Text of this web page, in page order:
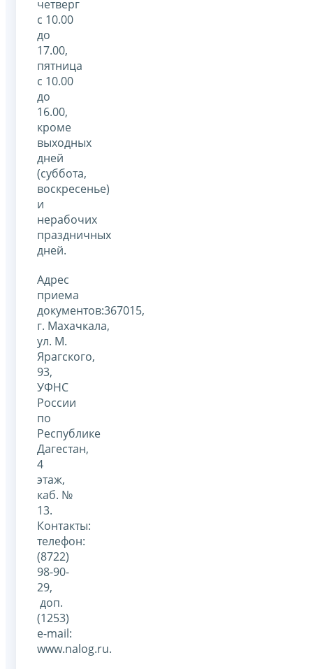
четверг
с 10.00
до
17.00,
пятница
с 10.00
до
16.00,
кроме
выходных
дней
(суббота,
воскресенье)
и
нерабочих
праздничных
дней.
Адрес
приема
документов:367015,
г. Махачкала,
ул. М.
Ярагского,
93,
УФНС
России
по
Республике
Дагестан,
4
этаж,
каб. №
13.
Контакты:
телефон:
(8722)
98-90-
29,
доп.
(1253)
e-mail:
www.nalog.ru.